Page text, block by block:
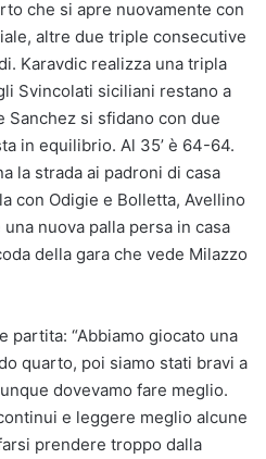
che si apre nuovamente con
altre due triple consecutive
Karavdic realizza una tripla
Svincolati siciliani restano a
si sfidano con due
in equilibrio. Al 35’ è 64-64.
la strada ai padroni di casa
con Odigie e Bolletta, Avellino
nuova palla persa in casa
della gara che vede Milazzo
partita: “Abbiamo giocato una
quarto, poi siamo stati bravi a
dovevamo fare meglio.
e leggere meglio alcune
prendere troppo dalla